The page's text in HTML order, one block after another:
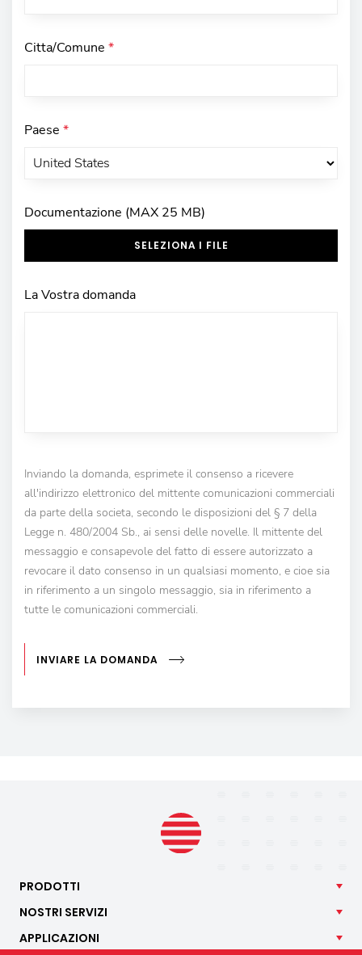
Citta/Comune *
Paese *
Documentazione (MAX 25 MB)
SELEZIONA I FILE
La Vostra domanda
Inviando la domanda, esprimete il consenso a ricevere
all'indirizzo elettronico del mittente comunicazioni commerciali
da parte della societa, secondo le disposizioni del § 7 della
Legge n. 480/2004 Sb., ai sensi delle novelle. Il mittente del
messaggio e consapevole del fatto di essere autorizzato a
revocare il dato consenso in un qualsiasi momento, e cioe sia
in riferimento a un singolo messaggio, sia in riferimento a
tutte le comunicazioni commerciali.
INVIARE LA DOMANDA
PRODOTTI
NOSTRI SERVIZI
APPLICAZIONI